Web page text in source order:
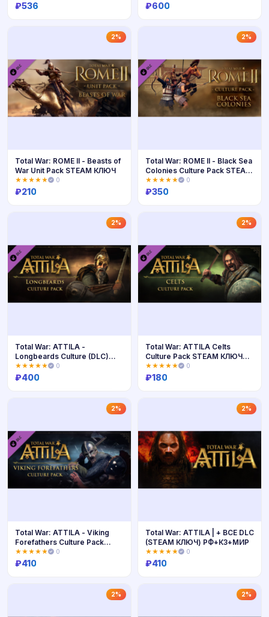
₽536 ₽600
2%
Total War: ROME II - Beasts of
War Unit Pack STEAM КЛЮЧ
★★★★★ 0
₽210
2%
Total War: ROME II - Black Sea
Colonies Culture Pack STEAM
КЛЮЧ
★★★★★ 0
₽350
2%
Total War: ATTILA -
Longbeards Culture (DLC)
STEAM КЛЮЧ
★★★★★ 0
₽400
2%
Total War: ATTILA Celts
Culture Pack STEAM КЛЮЧ
РФ+МИР
★★★★★ 0
₽180
2%
Total War: ATTILA - Viking
Forefathers Culture Pack
STEAM КЛЮЧ
★★★★★ 0
₽410
2%
Total War: ATTILA | + ВСЕ DLC
(STEAM КЛЮЧ) РФ+КЗ+МИР
★★★★★ 0
₽410
2% 2%